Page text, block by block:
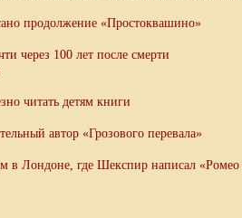
продолжение «Простоквашино»
через 100 лет после смерти
читать детям книги
автор «Грозового перевала»
в Лондоне, где Шекспир написал «Ромео